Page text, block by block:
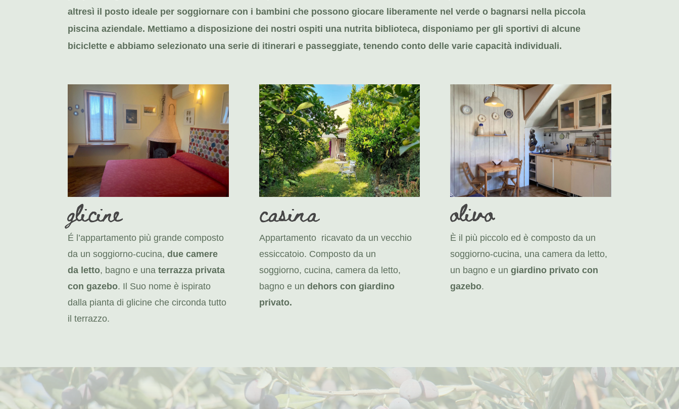
altresì il posto ideale per soggiornare con i bambini che possono giocare liberamente nel verde o bagnarsi nella piccola
piscina aziendale. Mettiamo a disposizione dei nostri ospiti una nutrita biblioteca, disponiamo per gli sportivi di alcune
biciclette e abbiamo selezionato una serie di itinerari e passeggiate, tenendo conto delle varie capacità individuali.
glicine
É l’appartamento più grande composto
da un soggiorno-cucina,due camere
da letto, bagno e unaterrazza privata
con gazebo. Il Suo nome è ispirato
dalla pianta di glicine che circonda tutto
il terrazzo.
casina
Appartamento ricavato da un vecchio
essiccatoio. Composto da un
soggiorno, cucina, camera da letto,
bagno e un dehors con giardino
privato.
olivo
È il più piccolo ed è composto da un
soggiorno-cucina, una camera da letto,
un bagno e un giardino privato con
gazebo.